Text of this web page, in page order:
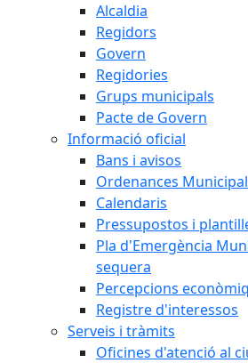
Alcaldia
Regidors
Govern
Regidories
Grups municipals
Pacte de Govern
Informació oficial
Bans i avisos
Ordenances
Calendaris
Pressupostos i
Pla d'Emergència
sequera
Percepcions
Registre d'interessos
Serveis i tràmits
Oficines d'atenció al